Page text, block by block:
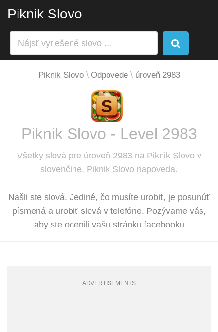
Piknik Slovo
Piknik Slovo Odpovede úroveň 2983
Piknik Slovo - Level 2983
Všetky slová pre úroveň 2983 na Piknik Slovo v
slovenčine. Piknik Slovo napoveda.
Našli ste slová. Jediné, čo musíte urobiť, je posunúť
písmená a urobiť slová v telefóne. Pozývame vás,
aby ste ocenili vašu stránku facebooku
ADVERTISEMENTS